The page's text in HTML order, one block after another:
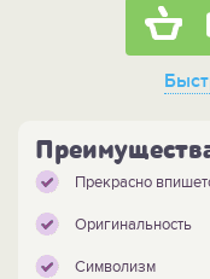
Прекрасно
Оригинальность
Символизм